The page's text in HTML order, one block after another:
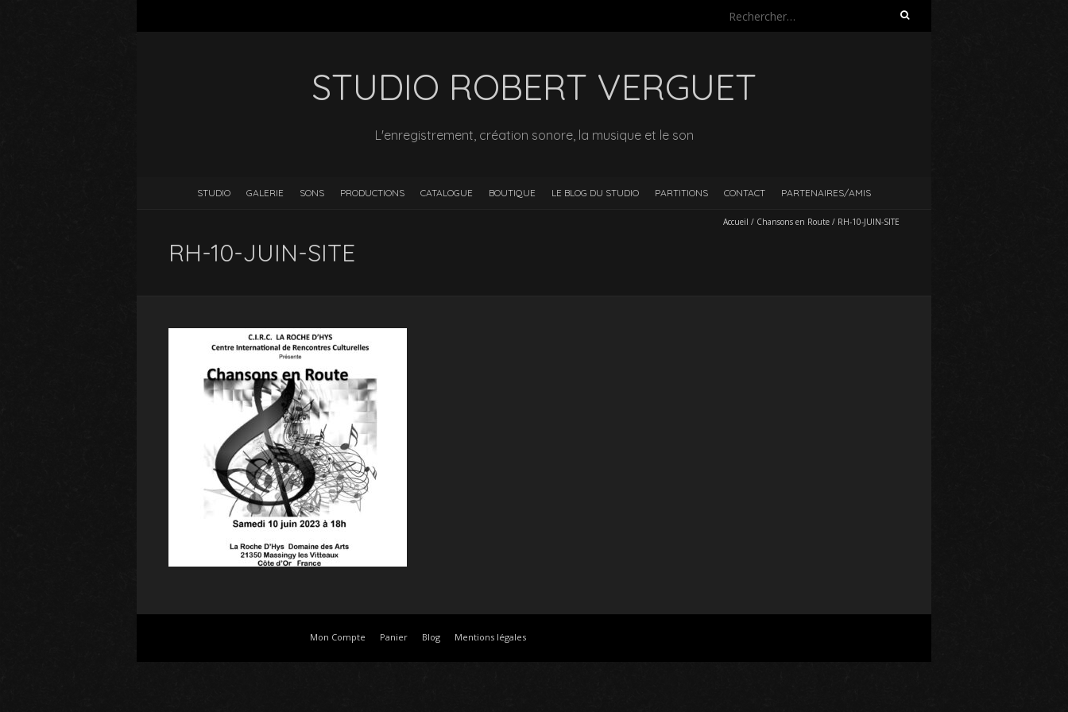
Rechercher :
STUDIO ROBERT VERGUET
L'enregistrement, création sonore, la musique et le son
STUDIO GALERIE SONS PRODUCTIONS CATALOGUE BOUTIQUE LE BLOG DU STUDIO PARTITIONS CONTACT PARTENAIRES/AMIS
Accueil / Chansons en Route / RH-10-JUIN-SITE
RH-10-JUIN-SITE
Mon Compte Panier Blog Mentions légales